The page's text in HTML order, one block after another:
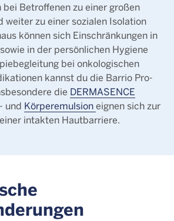
Betroffenen zu einer großen
weiter zu einer sozialen Isolation
können sich Einschränkungen in
in der persönlichen Hygiene
bei onkologischen
kannst du die Barrio Pro-
die DERMASENCE
- und Körperemulsioneignen sich zur
intakten Hautbarriere.